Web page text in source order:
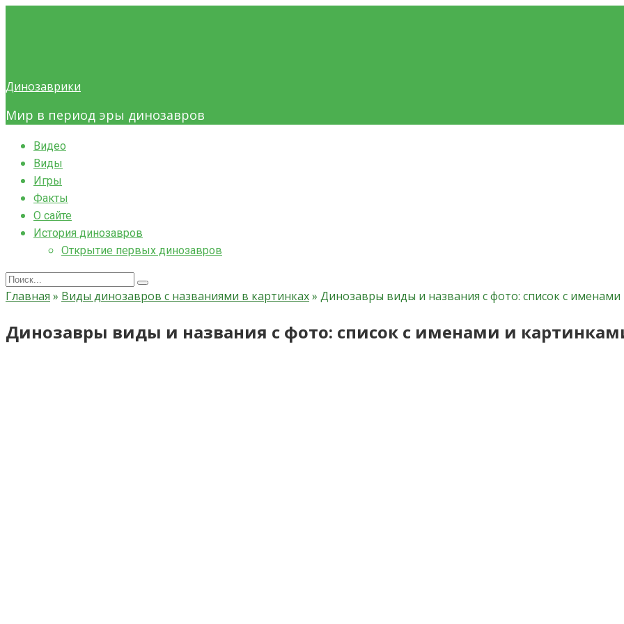
Динозаврики
Мир в период эры динозавров
Видео
Виды
Игры
Факты
О сайте
История динозавров
Открытие первых динозавров
Search
for:
Главная » Виды динозавров с названиями в картинках» Динозавры виды и названия с фото: список с
Динозавры виды и названия с фото: список с именами и